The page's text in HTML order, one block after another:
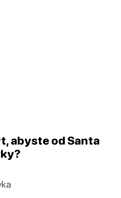
abyste od Santa